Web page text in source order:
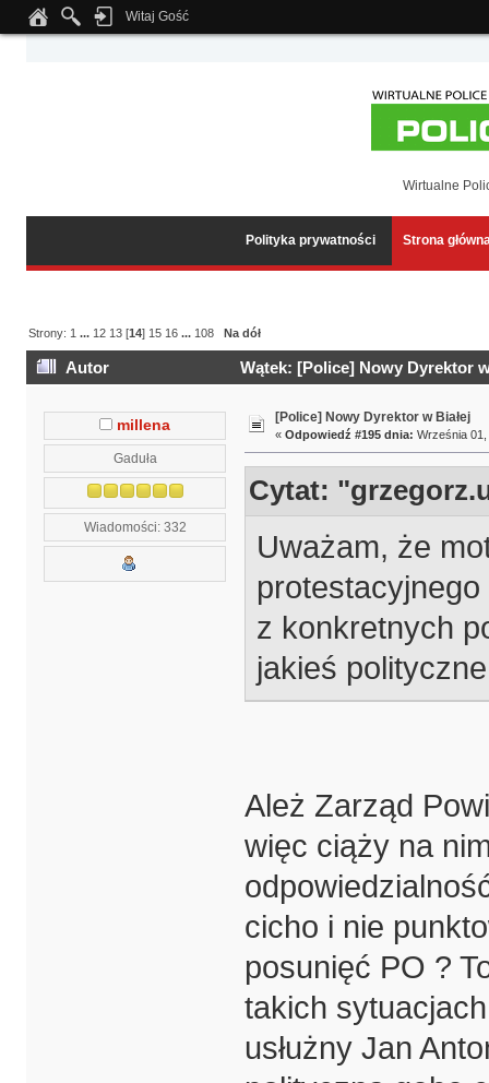
Notice: Undefined index: tapatalk_body_hook in
Witaj Gość
Wirtualne
Polityka prywatności Strona
Strony: 1 ... 12 13 [14] 15 16 ... 108 Na dół
Autor Wątek: [Police] Nowy Dyrektor
millena
Gaduła
Wiadomości: 332
[Police] Nowy Dyrektor w Białej
« Odpowiedź #195 dnia: Września
Cytat:
Uważam, że
z konkretnych
jakieś
Ależ Zarząd
więc ciąży na
cicho i nie
posunięć PO ?
takich
usłużny Jan